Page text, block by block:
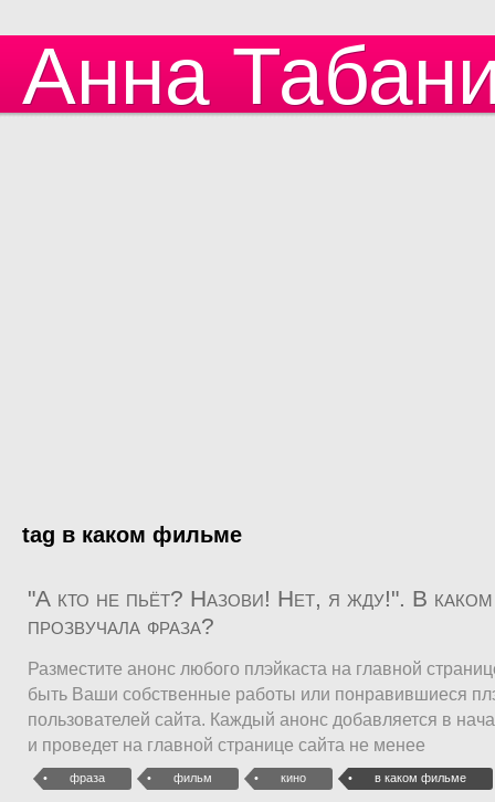
Анна
tag в каком фильме
"А кто не пьёт? Назови! Нет, я жду!". В
прозвучала фраза?
Разместите анонс любого плэйкаста на главной
быть Ваши собственные работы или понравившиеся
пользователей сайта. Каждый анонс добавляется в
и проведет на главной странице сайта не менее
фраза фильм кино в каком фильме